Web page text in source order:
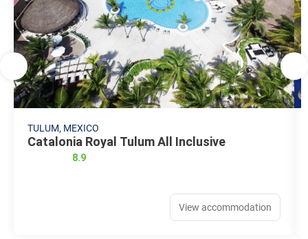
TULUM, MEXICO
Catalonia Royal Tulum All Inclusive
8.9
View accommodation